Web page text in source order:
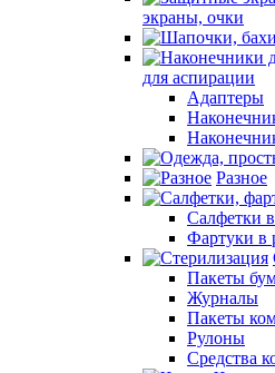
экраны, очки
для аспирации
Адаптеры
Разное
Салфетки
Фартуки в
Пакеты
Журналы
Пакеты
Рулоны
Средства